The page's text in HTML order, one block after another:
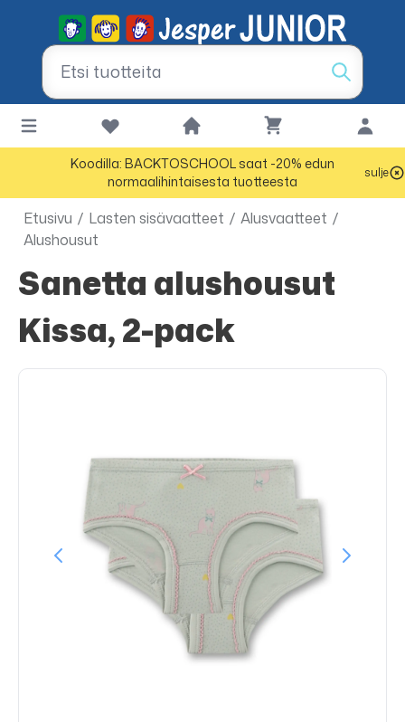
Koodilla: BACKTOSCHOOL saat -20% edun
normaalihintaisesta tuotteesta
sulje
Etusivu / Lasten sisävaatteet / Alusvaatteet /
Alushousut
Sanetta alushousut
Kissa, 2-pack